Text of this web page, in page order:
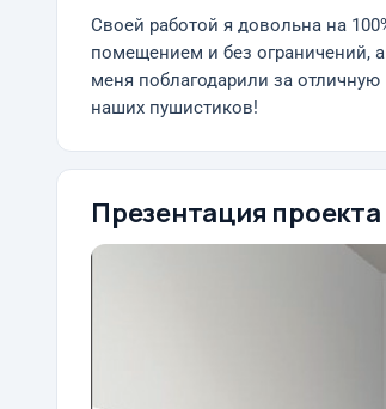
Своей работой я довольна на
помещением и без ограничений,
меня поблагодарили за
наших пушистиков!
Презентация проекта